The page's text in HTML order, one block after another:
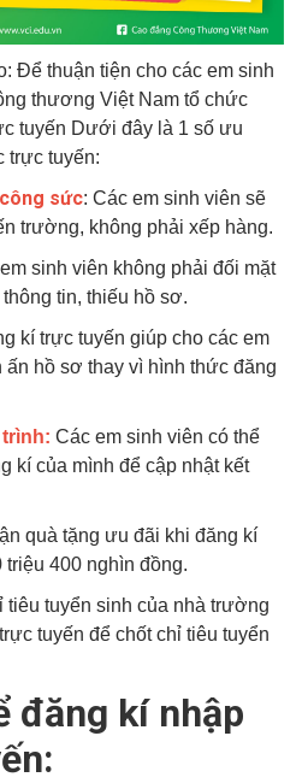
Để thuận tiện cho các em sinh
thương Việt Nam tổ chức
tuyến Dưới đây là 1 số ưu
trực tuyến:
sức: Các em sinh viên sẽ
trường, không phải xếp hàng.
sinh viên không phải đối mặt
tin, thiếu hồ sơ.
kí trực tuyến giúp cho các em
hồ sơ thay vì hình thức đăng
trình: Các em sinh viên có thể
kí của mình để cập nhật kết
quà tặng ưu đãi khi đăng kí
400 nghìn đồng.
tiêu tuyển sinh của nhà trường
tuyến để chốt chỉ tiêu tuyển
đăng kí nhập